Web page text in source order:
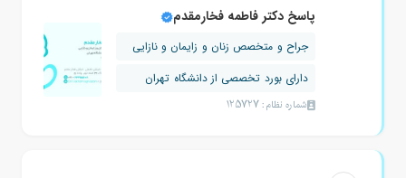
پاسخ دکتر فاطمه فخارمقدم
جراح و متخصص زنان و زایمان و نازایی
دارای بورد تخصصی از دانشگاه تهران
شماره نظام: 125727